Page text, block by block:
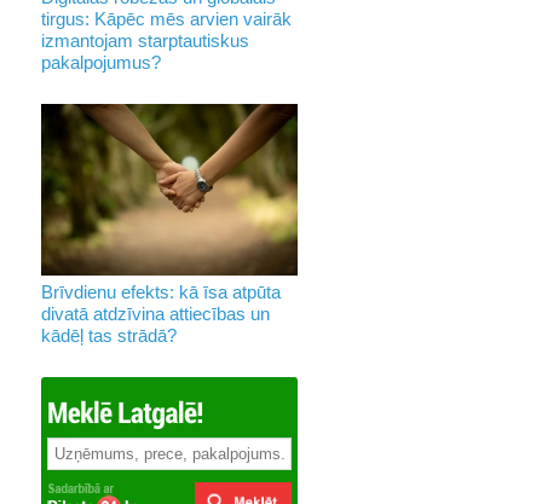
tirgus: Kāpēc mēs arvien vairāk
izmantojam starptautiskus
pakalpojumus?
Brīvdienu efekts: kā īsa atpūta
divatā atdzīvina attiecības un
kādēļ tas strādā?